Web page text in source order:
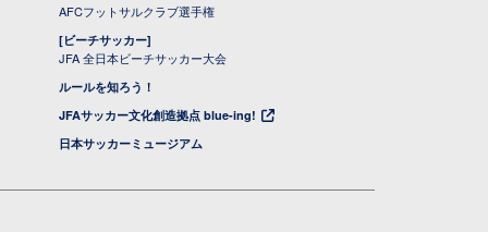
AFCフットサルクラブ選手権
[ビーチサッカー]
JFA 全日本ビーチサッカー大会
ルールを知ろう！
JFAサッカー文化創造拠点 blue-ing!
日本サッカーミュージアム